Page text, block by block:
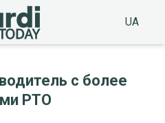
UA
с более
РТО